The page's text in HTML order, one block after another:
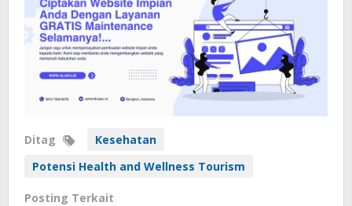
Ditag
Kesehatan
Potensi Health and Wellness Tourism
Posting Terkait